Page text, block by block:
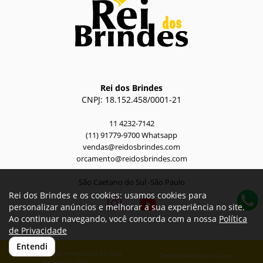
Rei dos Brindes
CNPJ: 18.152.458/0001-21
11 4232-7142
(11) 91779-9700 Whatsapp
vendas@reidosbrindes.com
orcamento@reidosbrindes.com
São Caetano do Sul -São Paulo
Todos os direitos reservados Rei dos
Desenvolvido por A. Jung
Rei dos Brindes e os cookies: usamos cookies para
personalizar anúncios e melhorar a sua experiência no site.
Ao continuar navegando, você concorda com a nossa Política
de Privacidade
Entendi